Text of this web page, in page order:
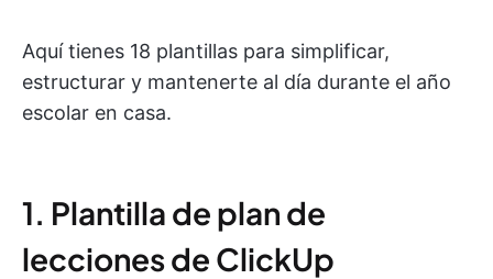
Aquí tienes 18 plantillas para simplificar,
estructurar y mantenerte al día durante el año
escolar en casa.
1. Plantilla de plan de
lecciones de ClickUp